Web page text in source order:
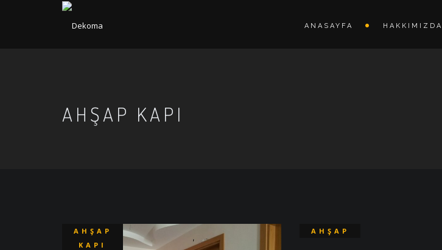
ANASAYFA HAKKIMIZDA
AHŞAP KAPI
AHŞAP
KAPI
AHŞAP